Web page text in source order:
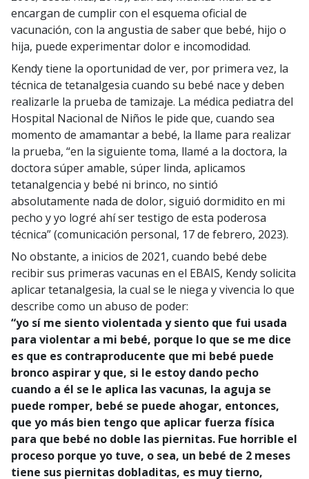
encargan de cumplir con el esquema oficial de
vacunación, con la angustia de saber que bebé, hijo o
hija, puede experimentar dolor e incomodidad.
Kendy tiene la oportunidad de ver, por primera vez, la
técnica de tetanalgesia cuando su bebé nace y deben
realizarle la prueba de tamizaje. La médica pediatra del
Hospital Nacional de Niños le pide que, cuando sea
momento de amamantar a bebé, la llame para realizar
la prueba, “en la siguiente toma, llamé a la doctora, la
doctora súper amable, súper linda, aplicamos
tetanalgencia y bebé ni brinco, no sintió
absolutamente nada de dolor, siguió dormidito en mi
pecho y yo logré ahí ser testigo de esta poderosa
técnica” (comunicación personal, 17 de febrero, 2023).
No obstante, a inicios de 2021, cuando bebé debe
recibir sus primeras vacunas en el EBAIS, Kendy solicita
aplicar tetanalgesia, la cual se le niega y vivencia lo que
describe como un abuso de poder:
“yo sí me siento violentada y siento que fui usada
para violentar a mi bebé, porque lo que se me dice
es que es contraproducente que mi bebé puede
bronco aspirar y que, si le estoy dando pecho
cuando a él se le aplica las vacunas, la aguja se
puede romper, bebé se puede ahogar, entonces,
que yo más bien tengo que aplicar fuerza física
para que bebé no doble las piernitas. Fue horrible el
proceso porque yo tuve, o sea, un bebé de 2 meses
tiene sus piernitas dobladitas, es muy tierno,